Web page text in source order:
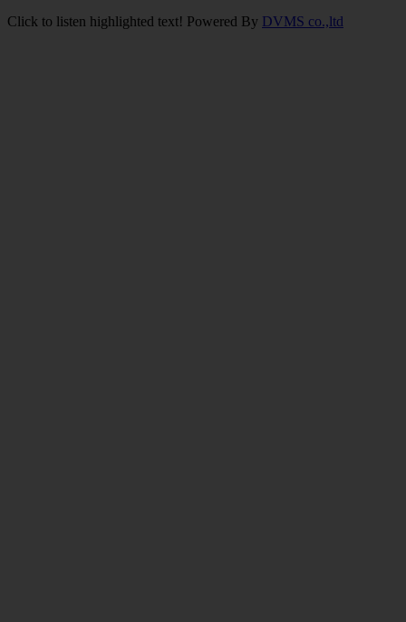
Click to listen highlighted text! Powered By DVMS co.,ltd